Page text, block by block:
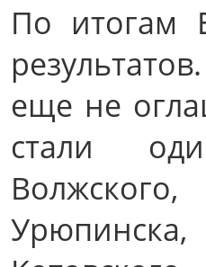
По итогам
еще не
стали
Урюпинска,